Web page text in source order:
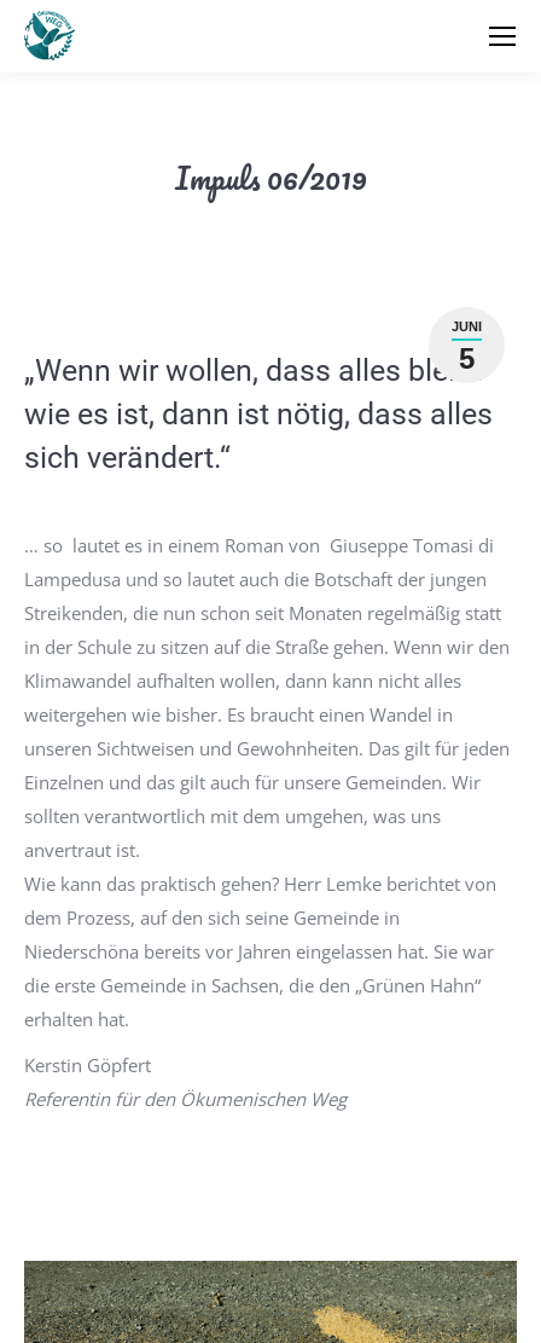
Impuls 06/2019
JUNI
5
„Wenn wir wollen, dass alles bleibt
wie es ist, dann ist nötig, dass alles
sich verändert.“
… so lautet es in einem Roman von Giuseppe Tomasi di
Lampedusa und so lautet auch die Botschaft der jungen
Streikenden, die nun schon seit Monaten regelmäßig statt
in der Schule zu sitzen auf die Straße gehen. Wenn wir den
Klimawandel aufhalten wollen, dann kann nicht alles
weitergehen wie bisher. Es braucht einen Wandel in
unseren Sichtweisen und Gewohnheiten. Das gilt für jeden
Einzelnen und das gilt auch für unsere Gemeinden. Wir
sollten verantwortlich mit dem umgehen, was uns
anvertraut ist.
Wie kann das praktisch gehen? Herr Lemke berichtet von
dem Prozess, auf den sich seine Gemeinde in
Niederschöna bereits vor Jahren eingelassen hat. Sie war
die erste Gemeinde in Sachsen, die den „Grünen Hahn“
erhalten hat.
Kerstin Göpfert
Referentin für den Ökumenischen Weg